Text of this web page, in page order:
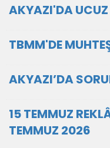
AKYAZI'DA
TBMM'DE
AKYAZI’DA
15 TEMMUZ
TEMMUZ 2026